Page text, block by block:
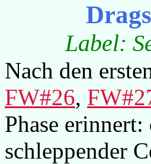
Label:
Nach den
FW#26,
Phase
schleppender